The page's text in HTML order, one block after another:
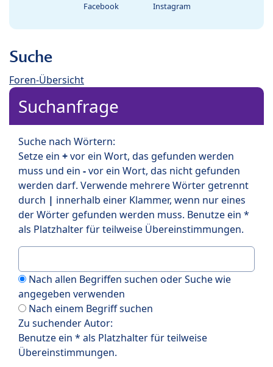
Facebook Instagram
Suche
Foren-Übersicht
Suchanfrage
Suche nach Wörtern:
Setze ein +vor ein Wort, das gefunden werden
muss und ein -vor ein Wort, das nicht gefunden
werden darf. Verwende mehrere Wörter getrennt
durch | innerhalb einer Klammer, wenn nur eines
der Wörter gefunden werden muss. Benutze ein *
als Platzhalter für teilweise Übereinstimmungen.
Nach allen Begriffen suchen oder Suche wie
angegeben verwenden
Nach einem Begriff suchen
Zu suchender Autor:
Benutze ein * als Platzhalter für teilweise
Übereinstimmungen.